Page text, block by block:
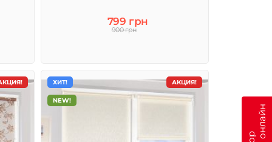
799 грн
900 грн
АКЦИЯ!
ХИТ!
NEW!